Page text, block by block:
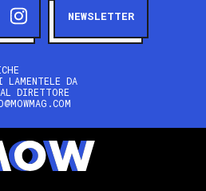
NEWSLETTER
LAMENTELE DA
DIRETTORE